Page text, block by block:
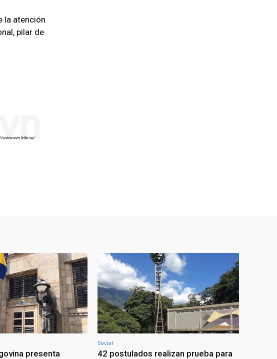
la atención
pilar de
presenta
Social
42 postulados realizan prueba para